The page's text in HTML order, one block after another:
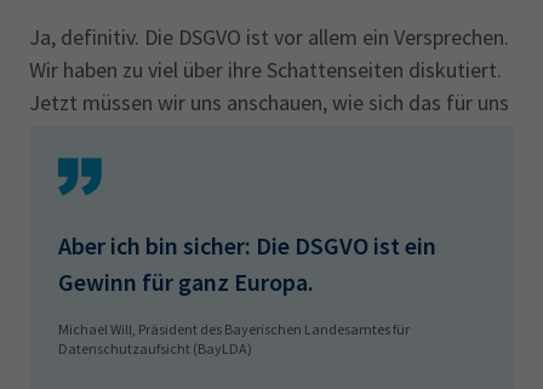
Ja, definitiv. Die DSGVO ist vor allem ein Versprechen.
Wir haben zu viel über ihre Schattenseiten diskutiert.
Jetzt müssen wir uns anschauen, wie sich das für uns
Vollzug entwickelt.
Aber ich bin sicher: Die DSGVO ist ein
Gewinn für ganz Europa.
Michael Will, Präsident des Bayerischen Landesamtes für
Datenschutzaufsicht (BayLDA)